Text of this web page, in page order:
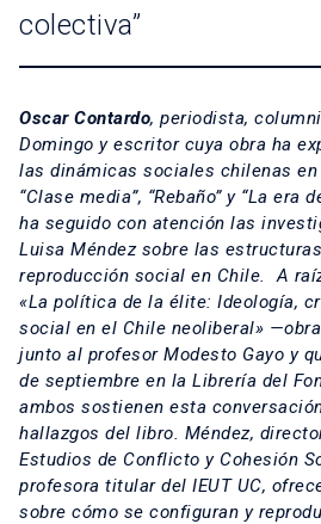
colectiva”
Oscar Contardo, periodista,
Domingo y escritor cuya obra ha
las dinámicas sociales chilenas en
“Clase media”, “Rebaño” y “La era
ha seguido con atención las
Luisa Méndezsobre las
reproducción social en Chile. A
«La política de la élite: Ideología,
social en el Chile neoliberal»
junto al profesor Modesto Gayo y
de septiembre en la Librería del
ambos sostienen esta
hallazgos del libro. Méndez,
Estudios de Conflicto y Cohesión
profesora titular del IEUT UC,
sobre cómo se configuran y